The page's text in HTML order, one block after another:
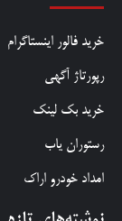
خرید فالور اینستاگرام
رپورتاژ آگهی
خرید بک لینک
رستوران یاب
امداد خودرو اراک